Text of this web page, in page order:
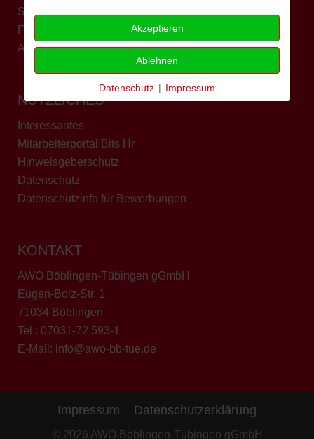
Stellenangebote
Freiwilligendienste
AWO Akademie
NÜTZLICHES
Interessantes
Mitarbeiterportal Bits Hr
Hinweisgeberschutz
Datenschutz
Datenschutzinfo für Bewerbungen
KONTAKT
AWO Böblingen-Tübingen gGmbH
Eugen-Bolz-Str. 1
71034 Böblingen
Tel.: 07031-72 593-1
E-Mail: info@awo-bb-tue.de
Impressum Datenschutzerklärung
© 2026 AWO Böblingen-Tübingen gGmbH
Akzeptieren
Ablehnen
Datenschutz | Impressum